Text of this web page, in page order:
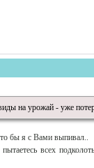
на урожай - уже
бы я с Вами выпивал..
всех